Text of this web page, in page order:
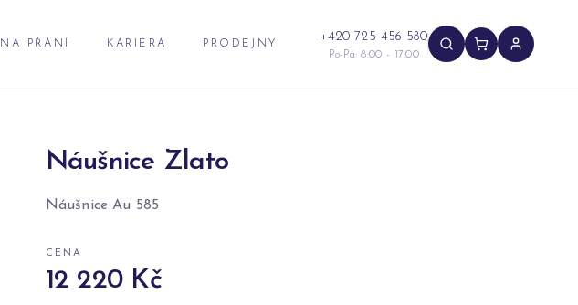
NA PŘÁNÍ KARIÉRA PRODEJNY +420 725 456 580
Po-Pá: 8:00 - 17:00
Náušnice Zlato
Náušnice Au 585
CENA
12 220 Kč